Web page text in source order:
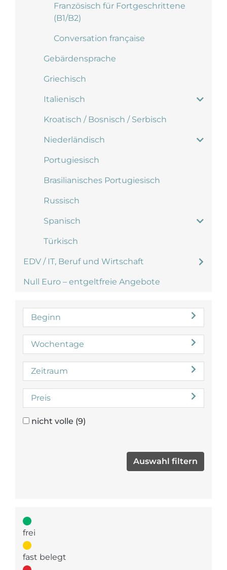
Französisch für Fortgeschrittene
(B1/B2)
Conversation française
Gebärdensprache
Griechisch
Italienisch
Kroatisch / Bosnisch / Serbisch
Niederländisch
Portugiesisch
Brasilianisches Portugiesisch
Russisch
Spanisch
Türkisch
EDV / IT, Beruf und Wirtschaft
Null Euro – entgeltfreie Angebote
Beginn
Wochentage
Zeitraum
Preis
nicht volle (9)
frei
fast belegt